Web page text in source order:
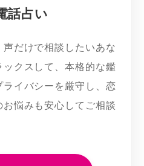
話占い
だけで相談したいあな
クスして、本格的な鑑
イバシーを厳守し、恋
悩みも安心してご相談